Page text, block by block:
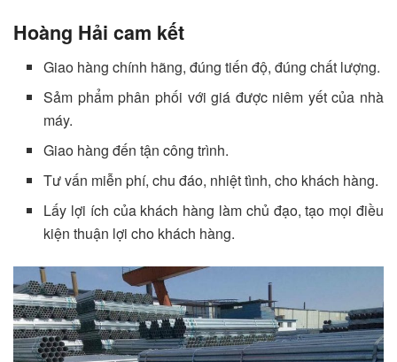
Hoàng Hải cam kết
Giao hàng chính hãng, đúng tiến độ, đúng chất lượng.
Sảm phẩm phân phối với giá được niêm yết của nhà
máy.
Giao hàng đến tận công trình.
Tư vấn miễn phí, chu đáo, nhiệt tình, cho khách hàng.
Lấy lợi ích của khách hàng làm chủ đạo, tạo mọi điều
kiện thuận lợi cho khách hàng.